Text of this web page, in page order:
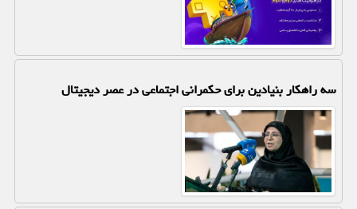
سه راهکار بنیادین برای حکمرانی اجتماعی در عصر دیجیتال